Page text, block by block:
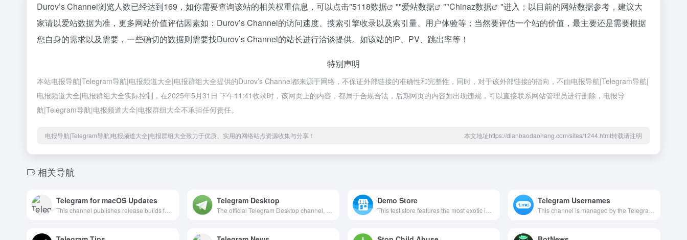
Durov’s Channel浏览人数已经达到169，如你需要查询该站的相关权重信息，可以点击"5118数据 ""爱站数据 ""Chinaz数据
"进入；以目前的网站数据参考，建议大
家请以爱站数据为准，更多网站价值评估因素如：Durov’s Channel的访问速度、搜索引擎收录以及索引量、用户体验等；当然要评估一个站的价值，最主要还是需要根据
您自身的需求以及需要，一些确切的数据则需要找Durov’s Channel的站长进行洽谈提供。如该站的IP、PV、跳出率等！
特别声明
本站电报导航|Telegram导航|电报频道大全|电报群组大全提供的Durov’s Channel都来源于网络，不保证外部链接的准确性和完整性，同时，对于该外部链接的指向，不由电报导航|Telegram导航|
电报频道大全|电报群组大全实际控制，在2025年5月31日 下午11:41收录时，该网页上的内容，都属于合规合法，后期网页的内容如出现违规，可以直接联系网站管理员进行删除，电报导
航|Telegram导航|电报频道大全|电报群组大全不承担任何责任。
电报导航|Telegram导航|电报频道大全|电报群组大全致力于优质、实用的网络站点资源收集与分享！ 本文地址https://dianbaodaohang.com/sites/1244.html转载请注明
相关导航
Telegram for macOS Updates Telegram Desktop Demo Store Telegram Usernames